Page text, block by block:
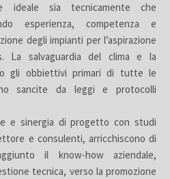
ideale sia tecnicamente che
esperienza, competenza e
degli impianti per l’aspirazione
La salvaguardia del clima e la
gli obbiettivi primari di tutte le
sancite da leggi e protocolli
e sinergia di progetto con studi
e consulenti, arricchiscono di
il know-how aziendale,
tecnica, verso la promozione